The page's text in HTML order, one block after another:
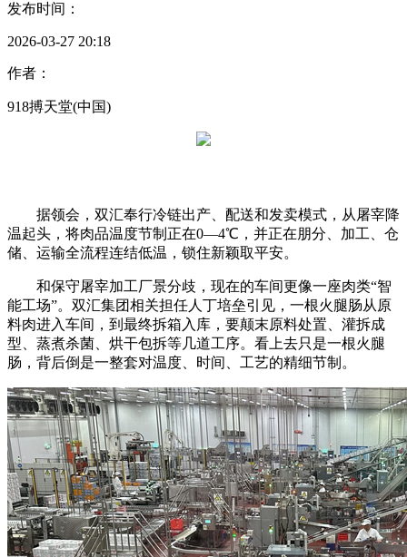
发布时间：
2026-03-27 20:18
作者：
918搏天堂(中国)
据领会，双汇奉行冷链出产、配送和发卖模式，从屠宰降
温起头，将肉品温度节制正在0—4℃，并正在朋分、加工、仓
储、运输全流程连结低温，锁住新颖取平安。
和保守屠宰加工厂景分歧，现在的车间更像一座肉类“智
能工场”。双汇集团相关担任人丁培垒引见，一根火腿肠从原
料肉进入车间，到最终拆箱入库，要颠末原料处置、灌拆成
型、蒸煮杀菌、烘干包拆等几道工序。看上去只是一根火腿
肠，背后倒是一整套对温度、时间、工艺的精细节制。